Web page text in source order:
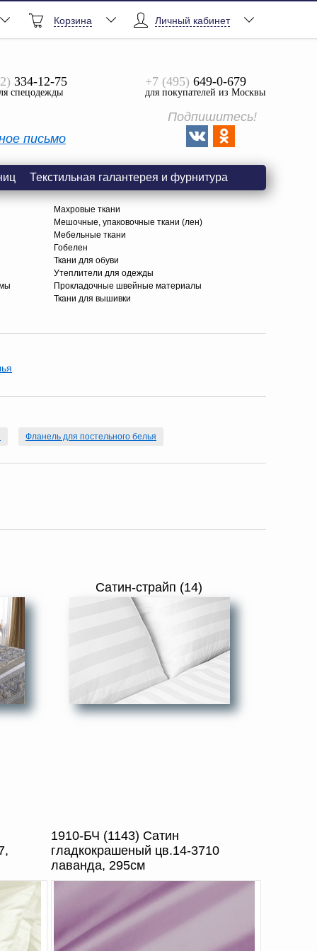
Личный кабинет
Корзина
334-12-75
спецодежды
+7 (495) 649-0-679
для покупателей из Москвы
письмо
Подпишитесь!
Текстильная галантерея и фурнитура
Махровые ткани
Мешочные, упаковочные ткани (лен)
Мебельные ткани
Гобелен
Ткани для обуви
Утеплители для одежды
Прокладочные швейные материалы
Ткани для вышивки
Фланель для постельного белья
Сатин-страйп (14)
1910-БЧ (1143) Сатин
гладкокрашеный цв.14-3710
лаванда, 295см